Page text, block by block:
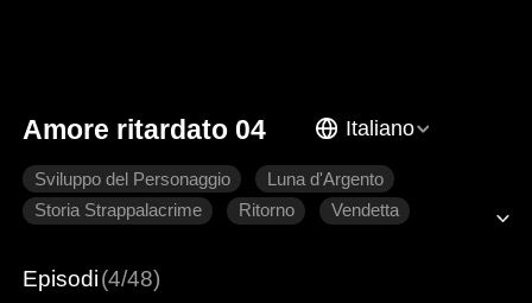
Amore ritardato 04 Italiano
Sviluppo del Personaggio
Luna d'Argento
Storia Strappalacrime
Ritorno
Vendetta
Episodi(4/48)